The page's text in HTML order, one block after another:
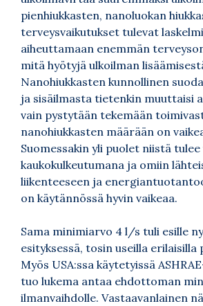
pienhiukkasten, nanoluokan
terveysvaikutukset tulevat
aiheuttamaan enemmän
mitä hyötyjä ulkoilman
Nanohiukkasten kunnollinen
ja sisäilmasta tietenkin muuttaisi
vain pystytään tekemään
nanohiukkasten määrään on
Suomessakin yli puolet niistä
kaukokulkeutumana ja omiin
liikenteeseen ja
on käytännössä hyvin vaikeaa.
Sama minimiarvo 4 l/s tuli esille
esityksessä, tosin useilla erilaisilla
Myös USA:ssa käytetyissä
tuo lukema antaa ehdottoman
ilmanvaihdolle. Vastaavanlainen